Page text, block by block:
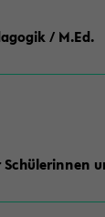
/ M.Ed.